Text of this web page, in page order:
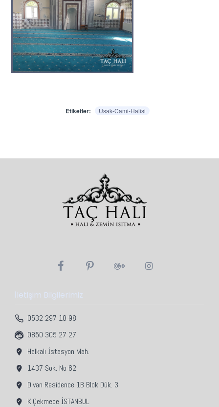
Etiketler: Usak-Cami-Halisi
İletişim Bilgilerimiz
0532 297 18 98
0850 305 27 27
Halkalı İstasyon Mah.
1437 Sok. No 62
Divan Residence 1B Blok Dük. 3
K.Çekmece İSTANBUL